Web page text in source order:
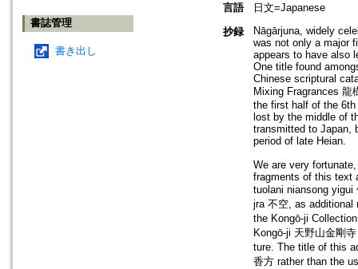
書誌管理
書き出し
言語
日文=Japanese
抄録
Nāgārjuna, widely
was not only a major
appears to have also
One title found
Chinese scriptural
Mixing Fragrances 龍
the first half of the
lost by the middle of
transmitted to Japan,
period of late Heian.
We are very
fragments of this text
tuolani niansong yigui
jra 不空, as additional
the Kongō-ji
Kongō-ji 天野山金剛
ture. The title of this
香方 rather than the